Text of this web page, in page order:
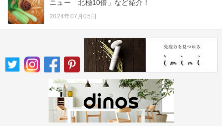
ニュー「北極10倍」など紹介！
2024年07月05日